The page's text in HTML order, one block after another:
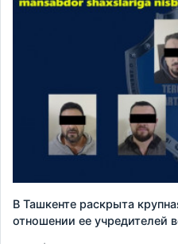
В Ташкенте раскрыта
отношении ее учредителей